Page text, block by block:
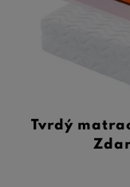
Tvrdý matrac